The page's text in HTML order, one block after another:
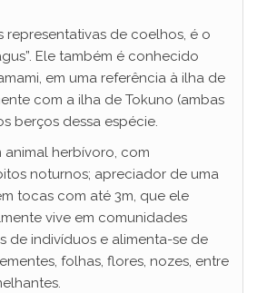
representativas de coelhos, é o
Ele também é conhecido
em uma referência à ilha de
com a ilha de Tokuno (ambas
berços dessa espécie.
animal herbívoro, com
noturnos; apreciador de uma
tocas com até 3m, que ele
vive em comunidades
de indivíduos e alimenta-se de
folhas, flores, nozes, entre